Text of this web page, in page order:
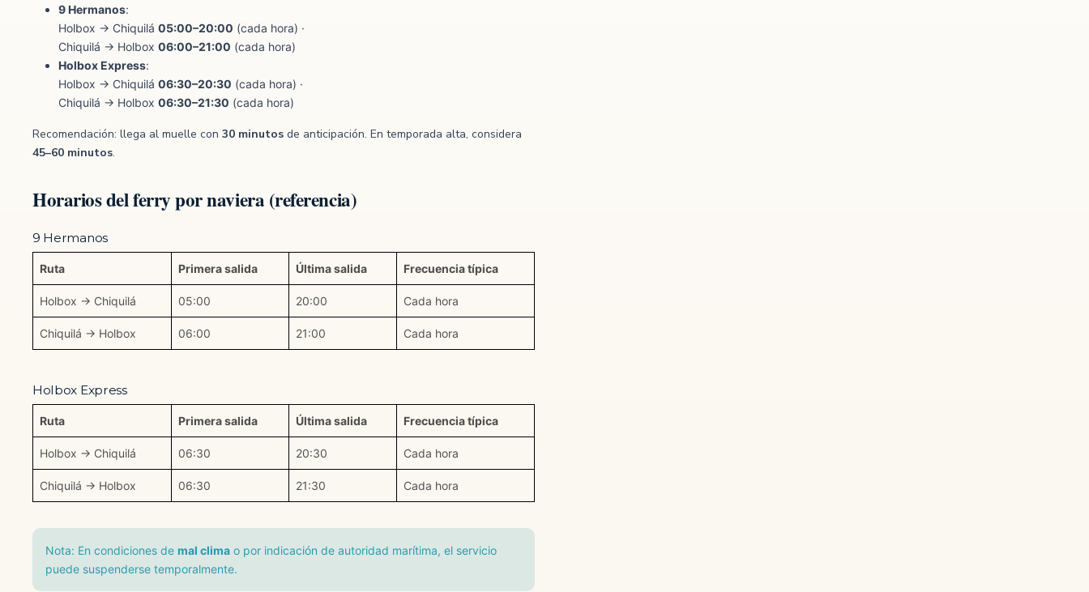
9 Hermanos:
Holbox → Chiquilá 05:00–20:00 (cada hora) ·
Chiquilá → Holbox 06:00–21:00 (cada hora)
Holbox Express:
Holbox → Chiquilá 06:30–20:30 (cada hora) ·
Chiquilá → Holbox 06:30–21:30 (cada hora)
Recomendación: llega al muelle con 30 minutos de anticipación. En temporada alta, considera
45–60 minutos.
Horarios del ferry por naviera (referencia)
9 Hermanos
Ruta Primera salida Última salida Frecuencia típica
Holbox → Chiquilá 05:00 20:00 Cada hora
Chiquilá → Holbox 06:00 21:00 Cada hora
Holbox Express
Ruta Primera salida Última salida Frecuencia típica
Holbox → Chiquilá 06:30 20:30 Cada hora
Chiquilá → Holbox 06:30 21:30 Cada hora
Nota: En condiciones de mal clima o por indicación de autoridad marítima, el servicio
puede suspenderse temporalmente.